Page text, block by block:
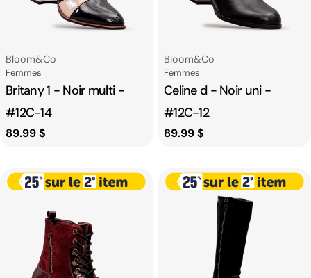
Fournisseur:
Bloom&co
Catégorie
Femmes
Britany 1 - Noir multi -
#12C-14
Prix
89.99 $
Fournisseur:
Bloom&co
Catégorie
Femmes
Celine d - Noir uni -
#12C-12
Prix
89.99 $